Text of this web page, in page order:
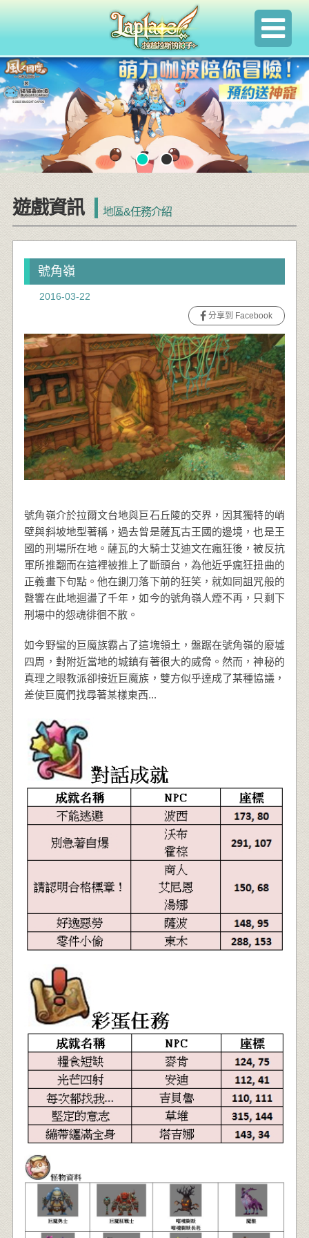
遊戲資訊 地區&任務介紹
號角嶺
2016-03-22
分享到 Facebook
號角嶺介於拉爾文台地與巨石丘陵的交界，因其獨特的峭
壁與斜坡地型著稱，過去曾是薩瓦古王國的邊境，也是王
國的刑場所在地。薩瓦的大騎士艾迪文在瘋狂後，被反抗
軍所推翻而在這裡被推上了斷頭台，為他近乎瘋狂扭曲的
正義畫下句點。他在鍘刀落下前的狂笑，就如同詛咒般的
聲響在此地迴盪了千年，如今的號角嶺人煙不再，只剩下
刑場中的怨魂徘徊不散。
如今野蠻的巨魔族霸占了這塊領土，盤踞在號角嶺的廢墟
四周，對附近當地的城鎮有著很大的威脅。然而，神秘的
真理之眼教派卻接近巨魔族，雙方似乎達成了某種協議，
差使巨魔們找尋著某樣東西...